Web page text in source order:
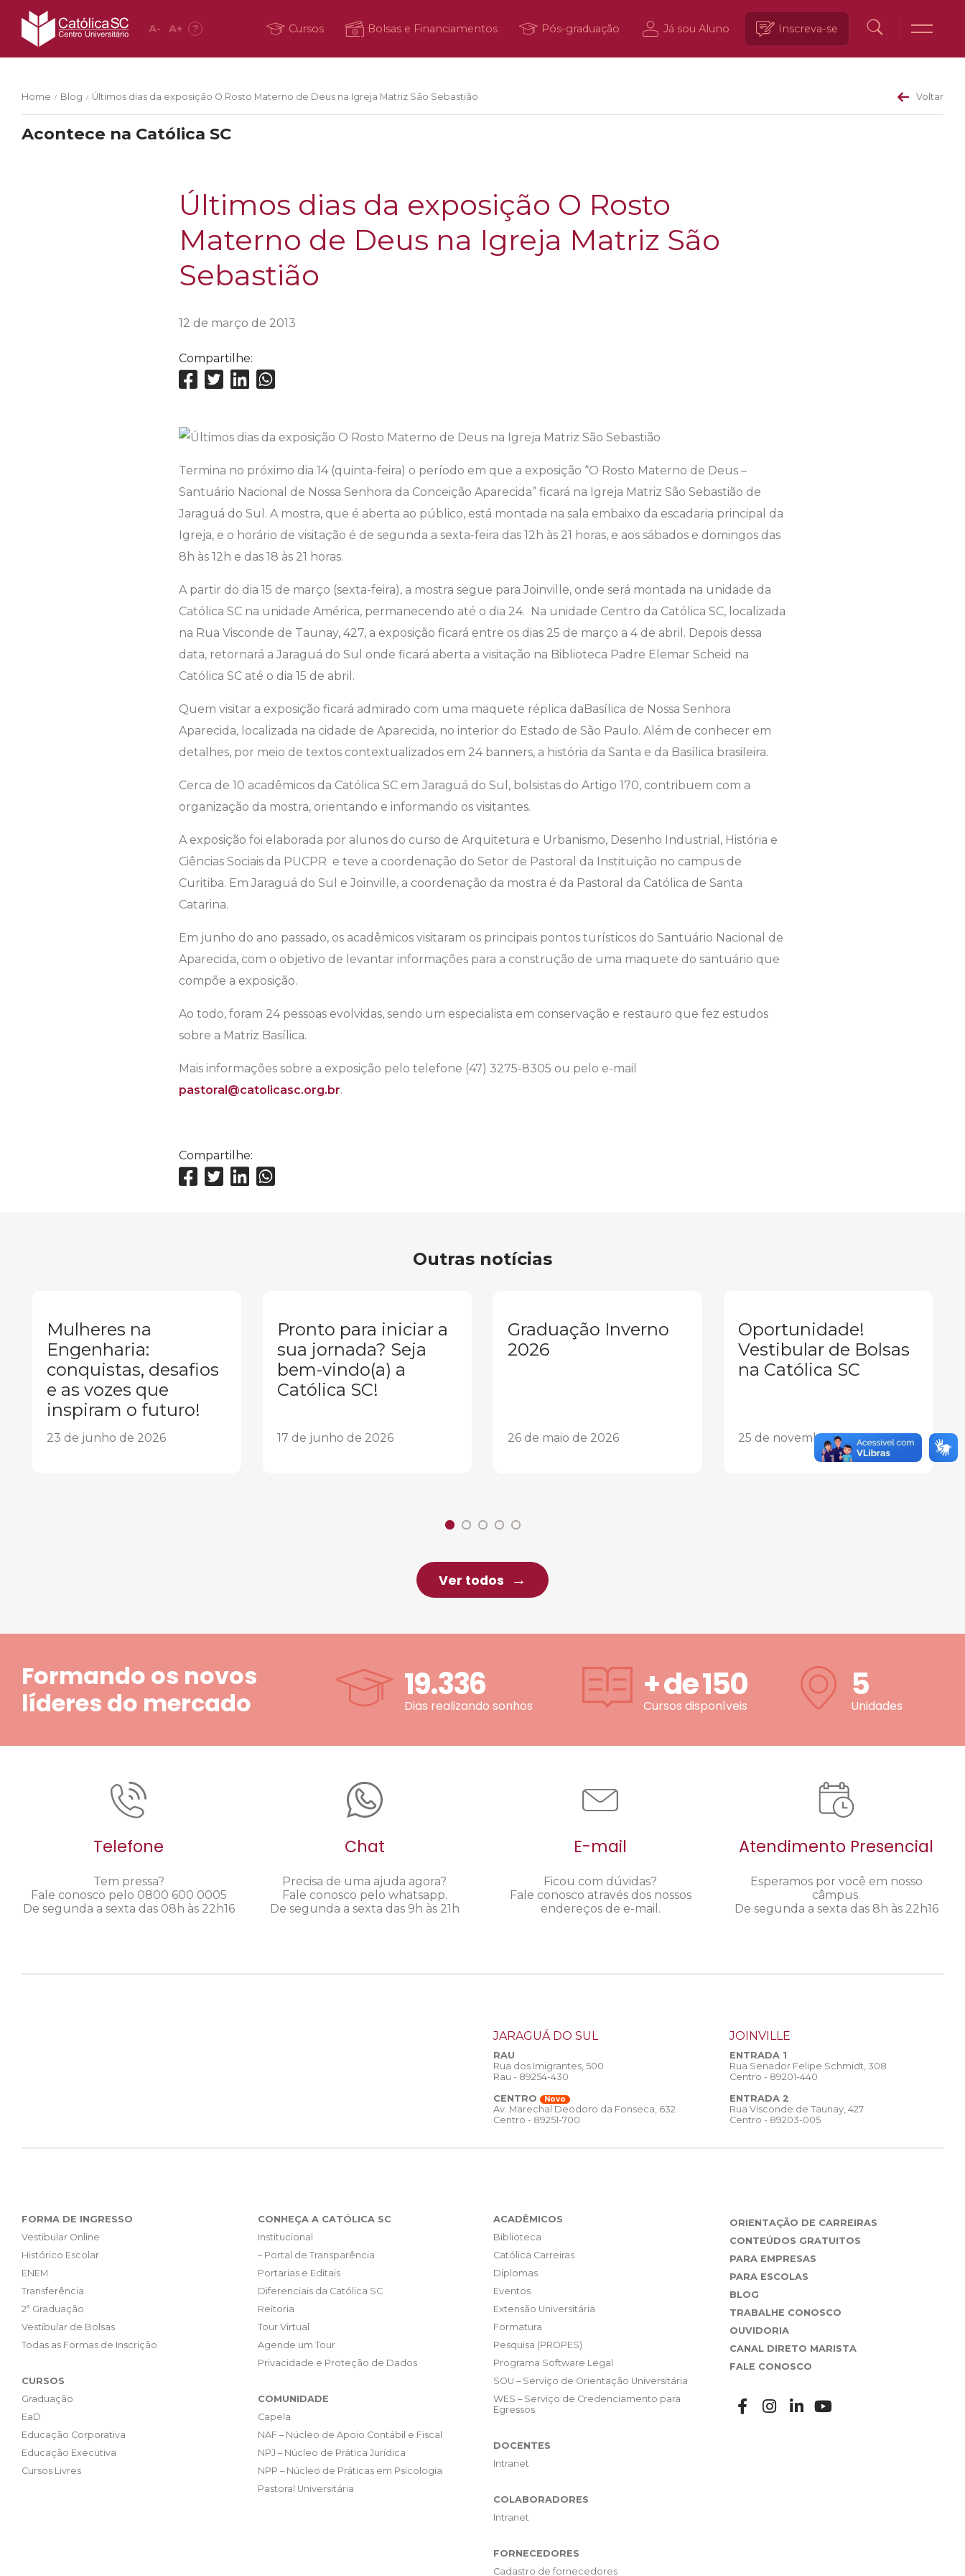
A- A+ ? Cursos Bolsas e Financiamentos Pós-graduação Já sou Aluno Inscreva-se
Home / Blog / Últimos dias da exposição O Rosto Materno de Deus na Igreja Matriz São Sebastião Voltar
Acontece na Católica SC
Últimos dias da exposição O Rosto
Materno de Deus na Igreja Matriz São
Sebastião
12 de março de 2013
Compartilhe:
Termina no próximo dia 14 (quinta-feira) o período em que a exposição “O Rosto Materno de Deus –
Santuário Nacional de Nossa Senhora da Conceição Aparecida” ficará na Igreja Matriz São Sebastião de
Jaraguá do Sul. A mostra, que é aberta ao público, está montada na sala embaixo da escadaria principal da
Igreja, e o horário de visitação é de segunda a sexta-feira das 12h às 21 horas, e aos sábados e domingos das
8h às 12h e das 18 às 21 horas.
A partir do dia 15 de março (sexta-feira), a mostra segue para Joinville, onde será montada na unidade da
Católica SC na unidade América, permanecendo até o dia 24. Na unidade Centro da Católica SC, localizada
na Rua Visconde de Taunay, 427, a exposição ficará entre os dias 25 de março a 4 de abril. Depois dessa
data, retornará a Jaraguá do Sul onde ficará aberta a visitação na Biblioteca Padre Elemar Scheid na
Católica SC até o dia 15 de abril.
Quem visitar a exposição ficará admirado com uma maquete réplica da Basílica de Nossa Senhora
Aparecida, localizada na cidade de Aparecida, no interior do Estado de São Paulo. Além de conhecer em
detalhes, por meio de textos contextualizados em 24 banners, a história da Santa e da Basílica brasileira.
Cerca de 10 acadêmicos da Católica SC em Jaraguá do Sul, bolsistas do Artigo 170, contribuem com a
organização da mostra, orientando e informando os visitantes.
A exposição foi elaborada por alunos do curso de Arquitetura e Urbanismo, Desenho Industrial, História e
Ciências Sociais da PUCPR e teve a coordenação do Setor de Pastoral da Instituição no campus de
Curitiba. Em Jaraguá do Sul e Joinville, a coordenação da mostra é da Pastoral da Católica de Santa
Catarina.
Em junho do ano passado, os acadêmicos visitaram os principais pontos turísticos do Santuário Nacional de
Aparecida, com o objetivo de levantar informações para a construção de uma maquete do santuário que
compõe a exposição.
Ao todo, foram 24 pessoas evolvidas, sendo um especialista em conservação e restauro que fez estudos
sobre a Matriz Basílica.
Mais informações sobre a exposição pelo telefone (47) 3275-8305 ou pelo e-mail
pastoral@catolicasc.org.br.
Compartilhe:
Outras notícias
Mulheres na
Engenharia:
conquistas, desafios
e as vozes que
inspiram o futuro!
23 de junho de 2026
Pronto para iniciar a
sua jornada? Seja
bem-vindo(a) a
Católica SC!
17 de junho de 2026
Graduação Inverno
2026
26 de maio de 2026
Oportunidade!
Vestibular de Bolsas
na Católica SC
25 de novembro de 2025
Ver todos
Formando os novos
líderes do mercado
19.336
Dias realizando sonhos
+ de150
Cursos disponíveis
5
Unidades
Telefone
Tem pressa?
Fale conosco pelo 0800 600 0005
De segunda a sexta das 08h às 22h16
Chat
Precisa de uma ajuda agora?
Fale conosco pelo whatsapp.
De segunda a sexta das 9h às 21h
E-mail
Ficou com dúvidas?
Fale conosco através dos nossos
endereços de e-mail.
Atendimento Presencial
Esperamos por você em nosso
câmpus.
De segunda a sexta das 8h às 22h16
JARAGUÁ DO SUL
RAU
Rua dos Imigrantes, 500
Rau - 89254-430
CENTRO
Novo
Av. Marechal Deodoro da Fonseca, 632
Centro - 89251-700
JOINVILLE
ENTRADA 1
Rua Senador Felipe Schmidt, 308
Centro - 89201-440
ENTRADA 2
Rua Visconde de Taunay, 427
Centro - 89203-005
FORMA DE INGRESSO
Vestibular Online
Histórico Escolar
ENEM
Transferência
2ª Graduação
Vestibular de Bolsas
Todas as Formas de Inscrição
CURSOS
Graduação
EaD
Educação Corporativa
Educação Executiva
Cursos Livres
CONHEÇA A CATÓLICA SC
Institucional
– Portal de Transparência
Portarias e Editais
Diferenciais da Católica SC
Reitoria
Tour Virtual
Agende um Tour
Privacidade e Proteção de Dados
COMUNIDADE
Capela
NAF – Núcleo de Apoio Contábil e Fiscal
NPJ – Núcleo de Prática Jurídica
NPP – Núcleo de Práticas em Psicologia
Pastoral Universitária
ACADÊMICOS
Biblioteca
Católica Carreiras
Diplomas
Eventos
Extensão Universitária
Formatura
Pesquisa (PROPES)
Programa Software Legal
SOU – Serviço de Orientação Universitária
WES – Serviço de Credenciamento para
Egressos
DOCENTES
Intranet
COLABORADORES
Intranet
FORNECEDORES
Cadastro de fornecedores
ORIENTAÇÃO DE CARREIRAS
CONTEÚDOS GRATUITOS
PARA EMPRESAS
PARA ESCOLAS
BLOG
TRABALHE CONOSCO
OUVIDORIA
CANAL DIRETO MARISTA
FALE CONOSCO